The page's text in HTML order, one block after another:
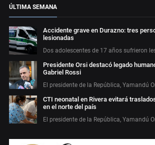
ÚLTIMA SEMANA
Accidente grave en Durazno: tres
lesionadas
Dos adolescentes de 17 años sufrieron
Presidente Orsi destacó legado
Gabriel Rossi
El presidente de la República, Yamandú
CTI neonatal en Rivera evitará
en el norte del país
El presidente de la República, Yamandú